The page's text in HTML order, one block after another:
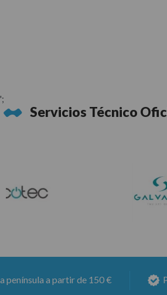
';
Servicios Técnico
a partir de 150 €